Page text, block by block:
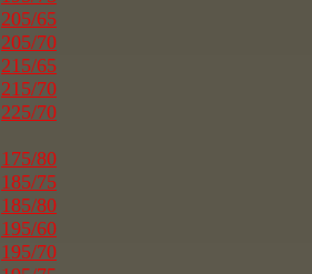
205/65
205/70
215/65
215/70
225/70
175/80
185/75
185/80
195/60
195/70